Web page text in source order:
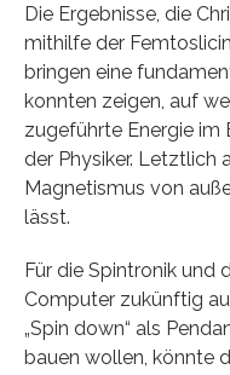
Die Ergebnisse, die
mithilfe der
bringen eine
konnten zeigen, auf
zugeführte Energie im
der Physiker. Letztlich
Magnetismus von
lässt.
Für die Spintronik und
Computer zukünftig
„Spin down“ als
bauen wollen, könnte